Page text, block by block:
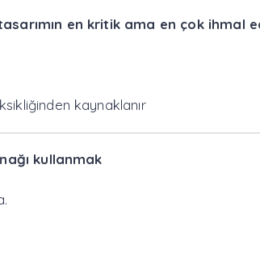
en kritik ama en çok ihmal
kaynaklanır
kullanmak